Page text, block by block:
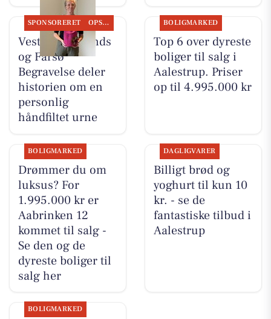
SPONSORERET OPSLAGSTAVLEN
Vesthimmerlands
og Farsø
Begravelse deler
historien om en
personlig
håndfiltet urne
BOLIGMARKED
Top 6 over dyreste
boliger til salg i
Aalestrup. Priser
op til 4.995.000 kr
BOLIGMARKED
Drømmer du om
luksus? For
1.995.000 kr er
Aabrinken 12
kommet til salg -
Se den og de
dyreste boliger til
salg her
DAGLIGVARER
Billigt brød og
yoghurt til kun 10
kr. - se de
fantastiske tilbud i
Aalestrup
BOLIGMARKED